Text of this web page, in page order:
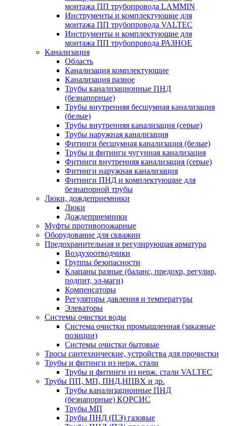
монтажа ПП трубопровода LAMMIN
Инструменты и комплектующие для
монтажа ПП трубопровода VALTEC
Инструменты и комплектующие для
монтажа ПП трубопровода РАЗНОЕ
Канализация
Область
Канализация комплектующие
Канализация разное
Трубы канализационные ПНД
(безнапорные)
Трубы внутренняя бесшумная канализация
(белые)
Трубы внутренняя канализация (серые)
Трубы наружная канализация
Фитинги бесшумная канализация (белые)
Трубы и фитинги чугунная канализация
Фитинги внутренняя канализация (серые)
Фитинги наружная канализация
Фитинги ПНД и комплектующие для
безнапорной трубы
Люки, дождеприемники
Люки
Дождеприемники
Муфты противопожарные
Оборудование для скважин
Предохранительная и регулирующая арматура
Воздухоотводчики
Группы безопасности
Клапаны разные (баланс, предохр, регулир,
подпит, эл-магн)
Компенсаторы
Регуляторы давления и температуры
Элеваторы
Системы очистки воды
Система очистки промышленная (заказные
позиции)
Системы очистки бытовые
Тросы сантехнические, устройства для прочистки
Трубы и фитинги из нерж. стали
Трубы и фитинги из нерж. стали VALTEC
Трубы ПП, МП, ПНД,НПВХ и др.
Трубы канализационные ПНД
(безнапорные) КОРСИС
Трубы МП
Трубы ПНД (ПЭ) газовые